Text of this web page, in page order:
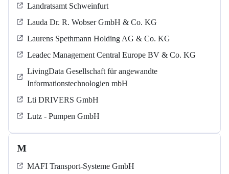
Landratsamt Schweinfurt
Lauda Dr. R. Wobser GmbH & Co. KG
Laurens Spethmann Holding AG & Co. KG
Leadec Management Central Europe BV & Co. KG
LivingData Gesellschaft für angewandte
Informationstechnologien mbH
Lti DRIVERS GmbH
Lutz - Pumpen GmbH
M
MAFI Transport-Systeme GmbH